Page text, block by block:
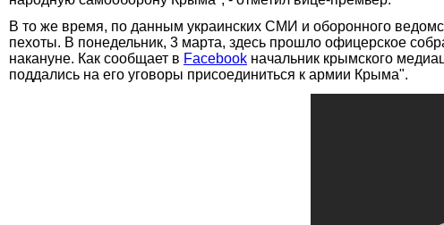
В то же время, по данным украинских СМИ и оборонного
пехоты. В понедельник, 3 марта, здесь прошло офицерское
накануне. Как сообщает в Facebook начальник крымского
поддались на его уговоры присоединиться к армии Крыма".